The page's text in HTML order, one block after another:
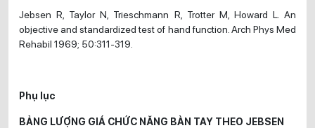
Jebsen R, Taylor N, Trieschmann R, Trotter M, Howard L. An
objective and standardized test of hand function. Arch Phys Med
Rehabil 1969; 50:311-319.
Phụ lục
BẢNG LƯỢNG GIÁ CHỨC NĂNG BÀN TAY THEO JEBSEN